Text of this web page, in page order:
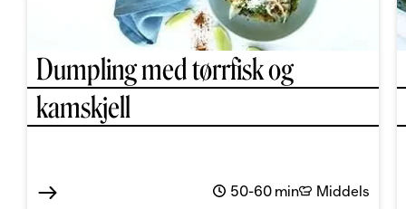
Dumpling med tørrfisk og
kamskjell
50-60 min Middels